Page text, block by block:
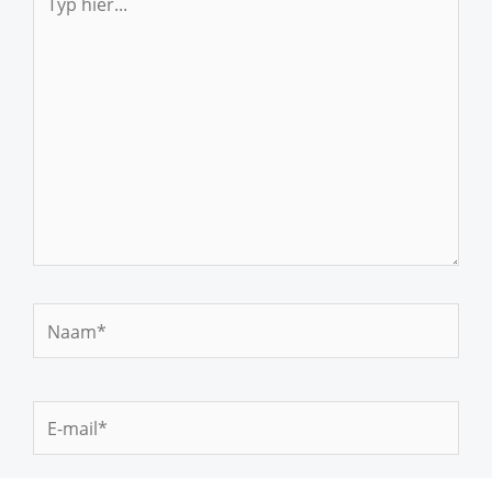
hier...
mail*